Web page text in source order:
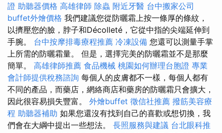
證 助聽器價格 高雄律師 除蟲 附近牙醫 台中搬家公司
buffet外燴價格 我們建議您從防曬霜上按一條厚的條紋，
以擠壓您的臉，脖子和Décolleté，它從中指的尖端延伸到
手腕。 台中按摩排毒療程推薦 冷凍設備 您還可以測量手掌
上所需的防曬霜量。 但是，選擇完美的防曬霜並不是那麼
簡單。 高雄律師推薦 食品機械 桃園如何辦理台胞證 專業
會計師提供稅務諮詢 每個人的皮膚都不一樣，每個人都有
不同的產品，而藥店，網絡商店和藥房的防曬霜只會擴大，
因此很容易損失豐富。 外燴buffet 徵信社推薦 撥筋美容療
程 助聽器補助 如果您還沒有找到自己的喜歡或想切換，我
們會在大綱中提出一些想法。 長照服務與建議 台北眼科推